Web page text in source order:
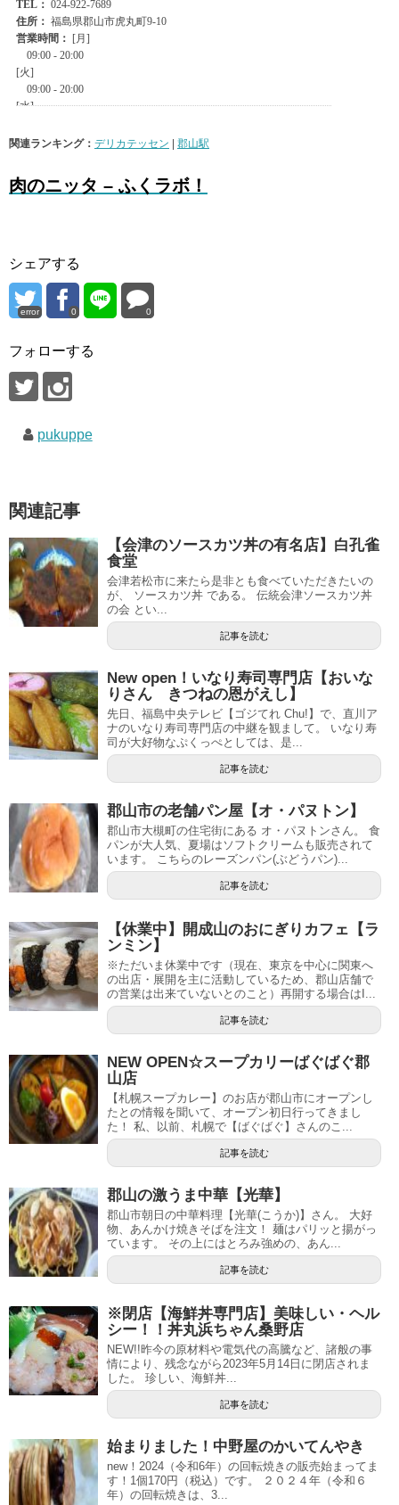
関連ランキング： デリカテッセン 郡山駅
肉のニッタ – ふくラボ！
シェアする
error 0 0
フォローする
pukuppe
関連記事
【会津のソースカツ丼の有名店】白孔雀
食堂
会津若松市に来たら是非とも食べていただきたいの
が、 ソースカツ丼 である。 伝統会津ソースカツ丼
の会 とい...
記事を読む
New open！いなり寿司専門店【おいな
りさん きつねの恩がえし】
先日、福島中央テレビ【ゴジてれ Chu!】で、直川ア
ナのいなり寿司専門店の中継を観まして。 いなり寿
司が大好物なぷくっぺとしては、是...
記事を読む
郡山市の老舗パン屋【オ・パヌトン】
郡山市大槻町の住宅街にある オ・パヌトンさん。 食
パンが大人気、夏場はソフトクリームも販売されて
います。 こちらのレーズンパン(ぶどうパン)...
記事を読む
【休業中】開成山のおにぎりカフェ【ラ
ンミン】
※ただいま休業中です（現在、東京を中心に関東へ
の出店・展開を主に活動しているため、郡山店舗で
の営業は出来ていないとのこと）再開する場合はI...
記事を読む
NEW OPEN☆スープカリーばぐばぐ郡
山店
【札幌スープカレー】のお店が郡山市にオープンし
たとの情報を聞いて、オープン初日行ってきまし
た！ 私、以前、札幌で【ばぐばぐ】さんのこ...
記事を読む
郡山の激うま中華【光華】
郡山市朝日の中華料理【光華(こうか)】さん。 大好
物、あんかけ焼きそばを注文！ 麺はパリッと揚がっ
ています。 その上にはとろみ強めの、あん...
記事を読む
※閉店【海鮮丼専門店】美味しい・ヘル
シー！！丼丸浜ちゃん桑野店
NEW!!昨今の原材料や電気代の高騰など、諸般の事
情により、残念ながら2023年5月14日に閉店されま
した。 珍しい、海鮮丼...
記事を読む
始まりました！中野屋のかいてんやき
new！2024（令和6年）の回転焼きの販売始まってま
す！1個170円（税込）です。 ２０２４年（令和６
年）の回転焼きは、3...